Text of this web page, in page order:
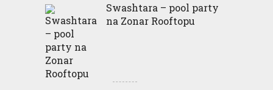
Swashtara – pool party
na Zonar Rooftopu